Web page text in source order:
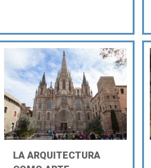
LA ARQUITECTURA